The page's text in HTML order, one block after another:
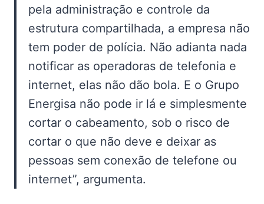
pela administração e controle da
estrutura compartilhada, a empresa não
tem poder de polícia. Não adianta nada
notificar as operadoras de telefonia e
internet, elas não dão bola. E o Grupo
Energisa não pode ir lá e simplesmente
cortar o cabeamento, sob o risco de
cortar o que não deve e deixar as
pessoas sem conexão de telefone ou
internet”, argumenta.